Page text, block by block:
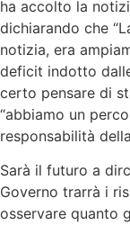
ha accolto la
dichiarando che
notizia, era
deficit indotto
certo pensare di
“abbiamo un
responsabilità
Sarà il futuro a
Governo trarrà i
osservare quanto